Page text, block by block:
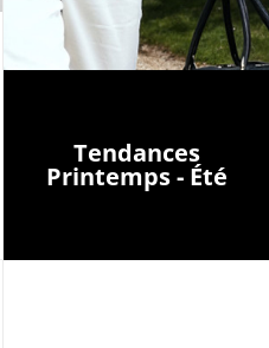
Tendances
Printemps - Été